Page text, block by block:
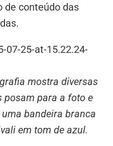
de conteúdo das
mostra diversas
posam para a foto e
bandeira branca
em tom de azul.